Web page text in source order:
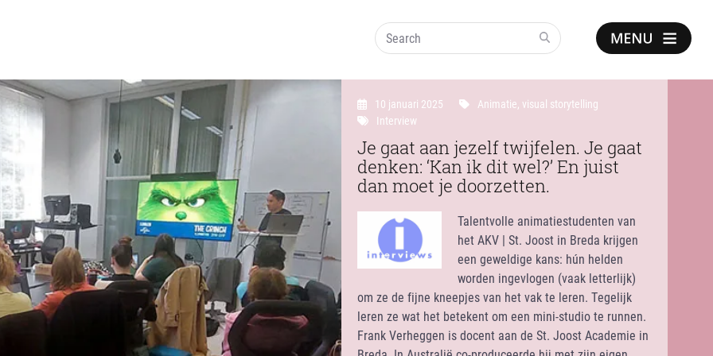
Show
notice
Search
10 januari 2025 Animatie, visual storytelling
Interview
Je gaat aan jezelf twijfelen. Je gaat
denken: ‘Kan ik dit wel?’ En juist
dan moet je doorzetten.
Talentvolle animatiestudenten van
het AKV | St. Joost in Breda krijgen
een geweldige kans: hún helden
worden ingevlogen (vaak letterlijk)
om ze de fijne kneepjes van het vak te leren. Tegelijk
leren ze wat het betekent om een mini-studio te runnen.
Frank Verheggen is docent aan de St. Joost Academie in